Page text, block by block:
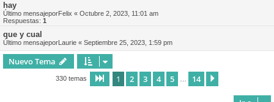
hay
Último mensajeporFelix « Octubre 2, 2023, 11:01 am
Respuestas: 1
que y cual
Último mensajeporLaurie « Septiembre 25, 2023, 1:59 pm
Nuevo Tema
330 temas Página de 14
1 2 3 4 5 14